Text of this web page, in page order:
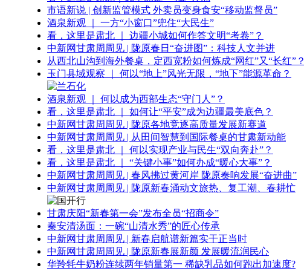
市语新说 | 创新监管模式 外卖员变身食安“移动监督员”
酒泉新观 ｜ 一方“小窗口”兜住“大民生”
看，这里是肃北 ｜ 边疆小城如何作答文明“考卷”？
中新网甘肃周周见 | 陇原春日“奋进图”：科技人文并进
从西北山沟到海外餐桌，定西宽粉如何炼成“网红”又“长红”？
玉门县域观察 ｜ 何以“地上”风光无限，“地下”能源革命？
酒泉新观 ｜ 何以成为西部生态“守门人”？
看，这里是肃北 ｜ 如何让“平安”成为边疆最美底色？
中新网甘肃周周见 | 陇原各地竞逐高质量发展新赛道
中新网甘肃周周见 | 从田间智慧到国际餐桌的甘肃新动能
看，这里是肃北 ｜ 何以实现产业与民生“双向奔赴”？
看，这里是肃北 ｜ “关键小事”如何办成“暖心大事”？
中新网甘肃周周见 | 春风拂过黄河岸 陇原奏响发展“奋进曲”
中新网甘肃周周见 | 陇原新春涌动文旅热、复工潮、春耕忙
甘肃庆阳“新春第一会”发布全员“招商令”
秦安清汤面：一碗“山清水秀”的匠心传承
中新网甘肃周周见 | 新春启航谱新篇实干正当时
中新网甘肃周周见 | 陇原新春展新颜 发展暖流润民心
华羚牦牛奶粉连续两年销量第一 稀缺乳品如何跑出加速度?